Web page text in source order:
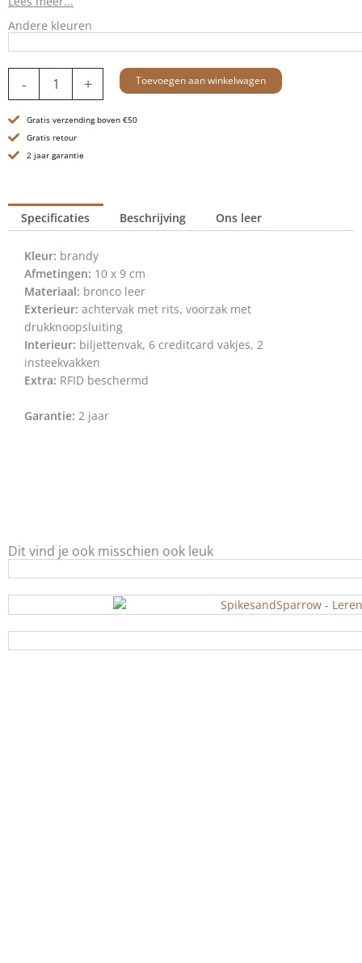
Andere kleuren
-
RFID
-
Illinois
-
aantal
+ Toevoegen aan winkelwagen
Gratis verzending boven €50
Gratis retour
2 jaar garantie
Specificaties Beschrijving Ons leer
Kleur: brandy
Afmetingen: 10 x 9 cm
Materiaal: bronco leer
Exterieur: achtervak met rits, voorzak met
drukknoopsluiting
Interieur: biljettenvak, 6 creditcard vakjes, 2
insteekvakken
Extra: RFID beschermd
Garantie: 2 jaar
Dit vind je ook misschien ook leuk